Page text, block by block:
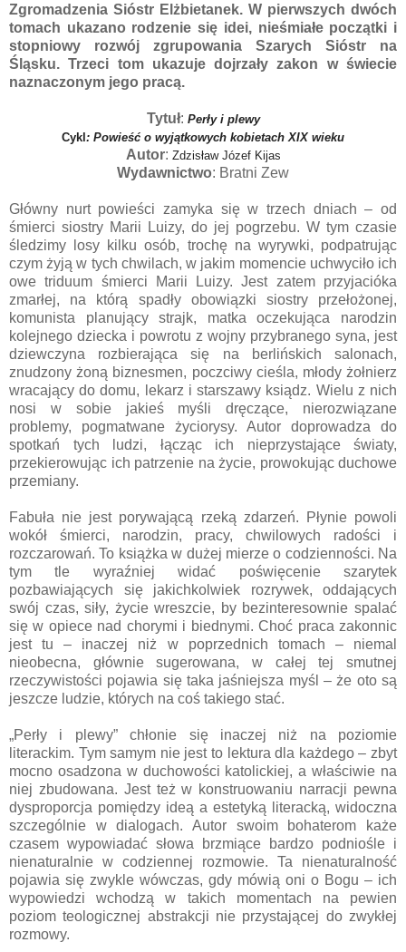
Zgromadzenia Sióstr Elżbietanek. W pierwszych dwóch
tomach ukazano rodzenie się idei, nieśmiałe początki i
stopniowy rozwój zgrupowania Szarych Sióstr na
Śląsku. Trzeci tom ukazuje dojrzały zakon w świecie
naznaczonym jego pracą.
Tytuł: Perły i plewy
Cykl : Powieść o wyjątkowych kobietach XIX wieku
Autor: Zdzisław Józef Kijas
Wydawnictwo: Bratni Zew
Główny nurt powieści zamyka się w trzech dniach – od
śmierci siostry Marii Luizy, do jej pogrzebu. W tym czasie
śledzimy losy kilku osób, trochę na wyrywki, podpatrując
czym żyją w tych chwilach, w jakim momencie uchwyciło ich
owe triduum śmierci Marii Luizy. Jest zatem przyjacióka
zmarłej, na którą spadły obowiązki siostry przełożonej,
komunista planujący strajk, matka oczekująca narodzin
kolejnego dziecka i powrotu z wojny przybranego syna, jest
dziewczyna rozbierająca się na berlińskich salonach,
znudzony żoną biznesmen, poczciwy cieśla, młody żołnierz
wracający do domu, lekarz i starszawy ksiądz. Wielu z nich
nosi w sobie jakieś myśli dręczące, nierozwiązane
problemy, pogmatwane życiorysy. Autor doprowadza do
spotkań tych ludzi, łącząc ich nieprzystające światy,
przekierowując ich patrzenie na życie, prowokując duchowe
przemiany.
Fabuła nie jest porywającą rzeką zdarzeń. Płynie powoli
wokół śmierci, narodzin, pracy, chwilowych radości i
rozczarowań. To książka w dużej mierze o codzienności. Na
tym tle wyraźniej widać poświęcenie szarytek
pozbawiających się jakichkolwiek rozrywek, oddających
swój czas, siły, życie wreszcie, by bezinteresownie spalać
się w opiece nad chorymi i biednymi. Choć praca zakonnic
jest tu – inaczej niż w poprzednich tomach – niemal
nieobecna, głównie sugerowana, w całej tej smutnej
rzeczywistości pojawia się taka jaśniejsza myśl – że oto są
jeszcze ludzie, których na coś takiego stać.
„Perły i plewy” chłonie się inaczej niż na poziomie
literackim. Tym samym nie jest to lektura dla każdego – zbyt
mocno osadzona w duchowości katolickiej, a właściwie na
niej zbudowana. Jest też w konstruowaniu narracji pewna
dysproporcja pomiędzy ideą a estetyką literacką, widoczna
szczególnie w dialogach. Autor swoim bohaterom każe
czasem wypowiadać słowa brzmiące bardzo podniośle i
nienaturalnie w codziennej rozmowie. Ta nienaturalność
pojawia się zwykle wówczas, gdy mówią oni o Bogu – ich
wypowiedzi wchodzą w takich momentach na pewien
poziom teologicznej abstrakcji nie przystającej do zwykłej
rozmowy.